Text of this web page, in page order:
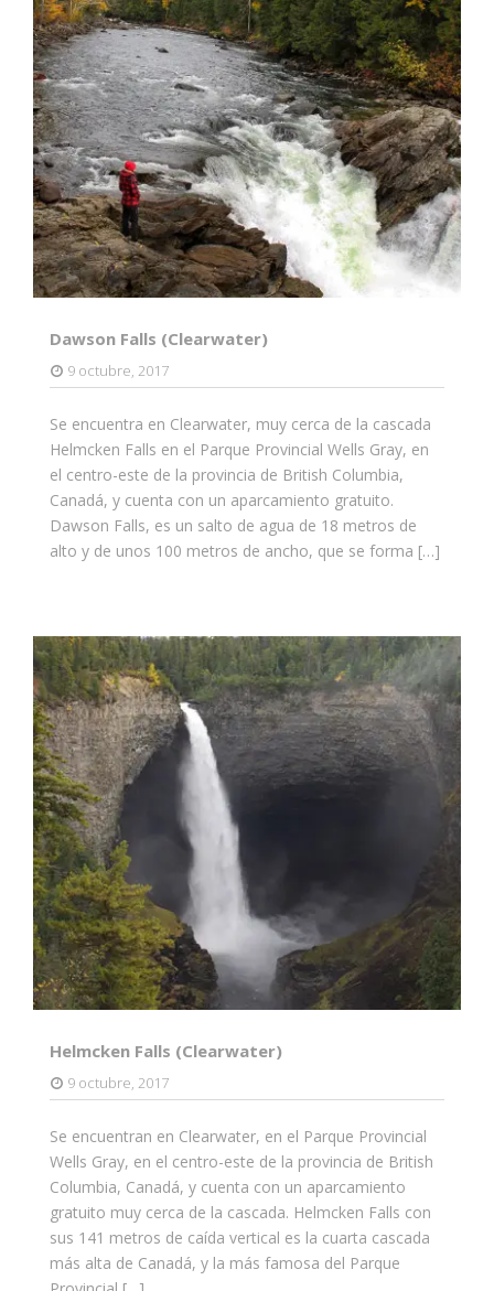
Dawson Falls (Clearwater)
9 octubre, 2017
Se encuentra en Clearwater, muy cerca de la cascada
Helmcken Falls en el Parque Provincial Wells Gray, en
el centro-este de la provincia de British Columbia,
Canadá, y cuenta con un aparcamiento gratuito.
Dawson Falls, es un salto de agua de 18 metros de
alto y de unos 100 metros de ancho, que se forma […]
Helmcken Falls (Clearwater)
9 octubre, 2017
Se encuentran en Clearwater, en el Parque Provincial
Wells Gray, en el centro-este de la provincia de British
Columbia, Canadá, y cuenta con un aparcamiento
gratuito muy cerca de la cascada. Helmcken Falls con
sus 141 metros de caída vertical es la cuarta cascada
más alta de Canadá, y la más famosa del Parque